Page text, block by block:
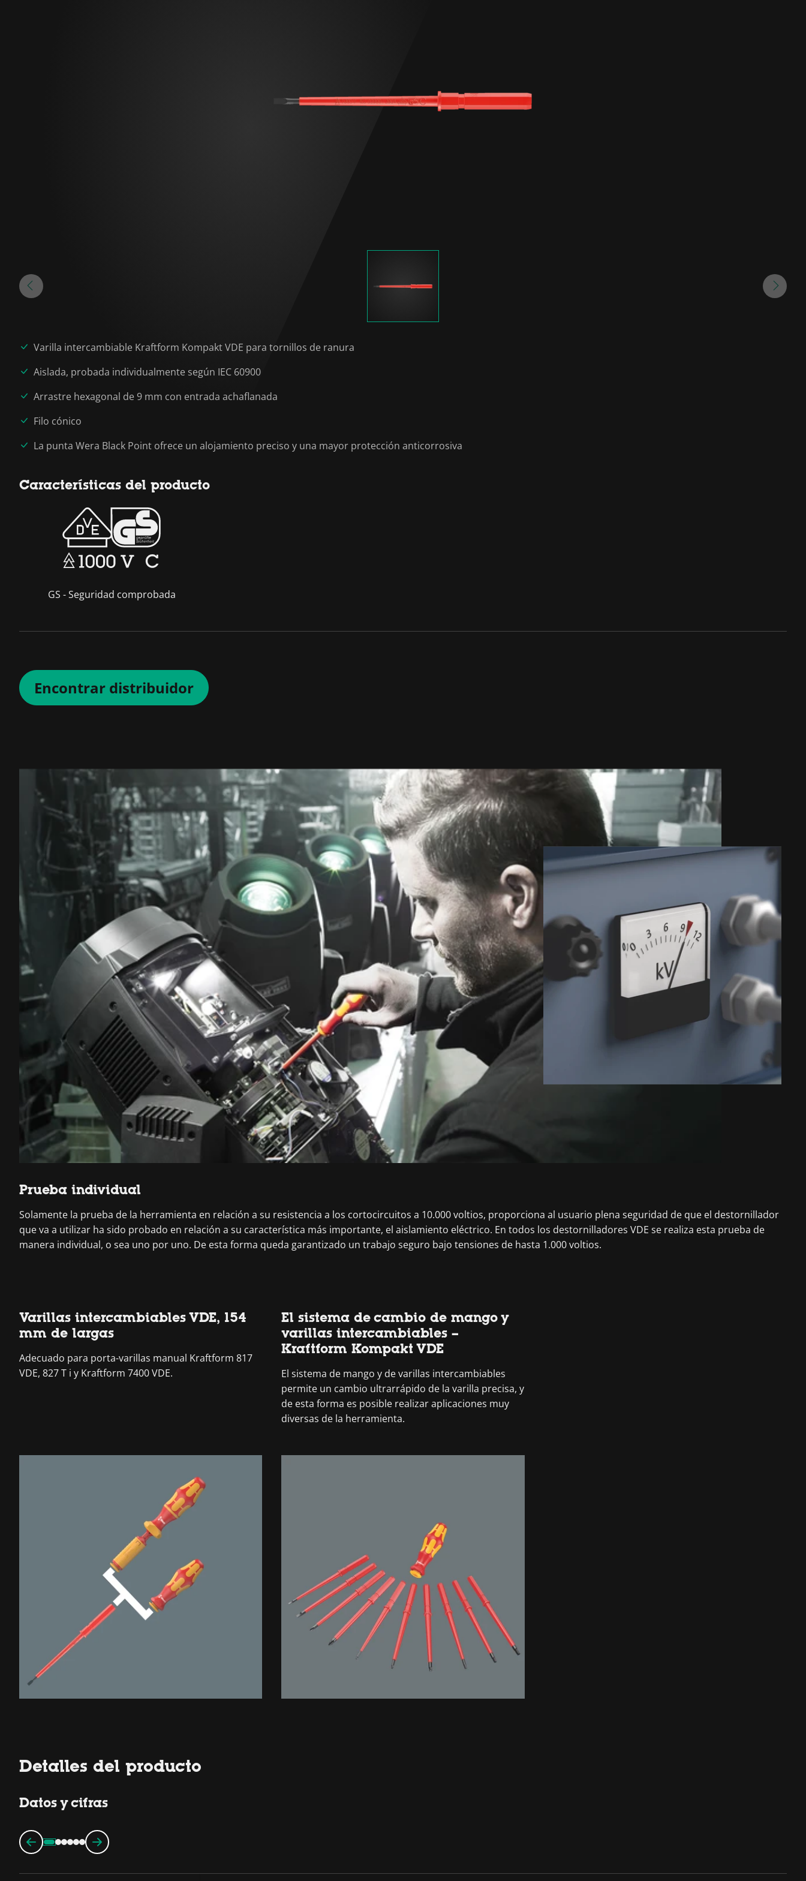
Varilla intercambiable Kraftform Kompakt VDE para tornillos de ranura
Aislada, probada individualmente según IEC 60900
Arrastre hexagonal de 9 mm con entrada achaflanada
Filo cónico
La punta Wera Black Point ofrece un alojamiento preciso y una mayor protección anticorrosiva
Características del producto
GS - Seguridad comprobada
Encontrar distribuidor
Prueba individual
Solamente la prueba de la herramienta en relación a su resistencia a los cortocircuitos a 10.000 voltios, proporciona al usuario plena seguridad de que el destornillador
que va a utilizar ha sido probado en relación a su característica más importante, el aislamiento eléctrico. En todos los destornilladores VDE se realiza esta prueba de
manera individual, o sea uno por uno. De esta forma queda garantizado un trabajo seguro bajo tensiones de hasta 1.000 voltios.
Varillas intercambiables VDE, 154
mm de largas
Adecuado para porta-varillas manual Kraftform 817
VDE, 827 T i y Kraftform 7400 VDE.
El sistema de cambio de mango y
varillas intercambiables –
Kraftform Kompakt VDE
El sistema de mango y de varillas intercambiables
permite un cambio ultrarrápido de la varilla precisa, y
de esta forma es posible realizar aplicaciones muy
diversas de la herramienta.
Detalles del producto
Datos y cifras